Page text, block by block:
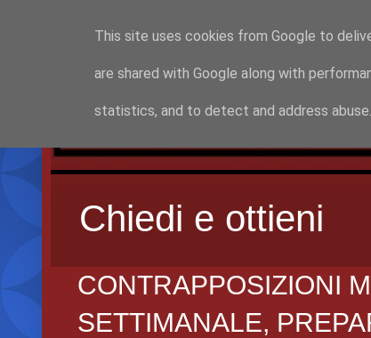
Chiedi e ottieni
CONTRAPPOSIZIONI
SETTIMANALE,
This site uses cookies from Google to
are shared with Google along with
statistics, and to detect and address abuse.